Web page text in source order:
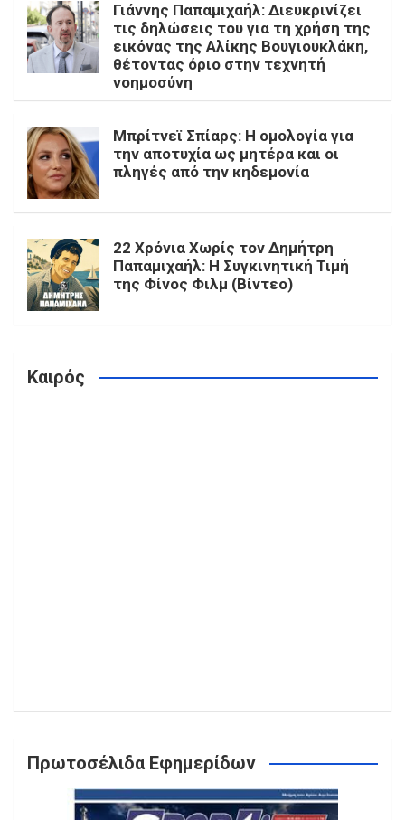
Γιάννης Παπαμιχαήλ: Διευκρινίζει
τις δηλώσεις του για τη χρήση της
εικόνας της Αλίκης Βουγιουκλάκη,
θέτοντας όριο στην τεχνητή
νοημοσύνη
Μπρίτνεϊ Σπίαρς: Η ομολογία για
την αποτυχία ως μητέρα και οι
πληγές από την κηδεμονία
22 Χρόνια Χωρίς τον Δημήτρη
Παπαμιχαήλ: Η Συγκινητική Τιμή
της Φίνος Φιλμ (Βίντεο)
Καιρός
Πρωτοσέλιδα Εφημερίδων